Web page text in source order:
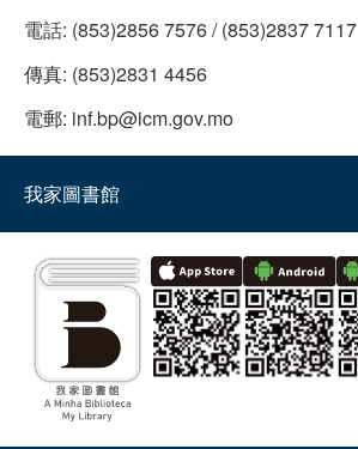
電話: (853)2856 7576 / (853)2837 7117
傳真: (853)2831 4456
電郵: inf.bp@icm.gov.mo
我家圖書館